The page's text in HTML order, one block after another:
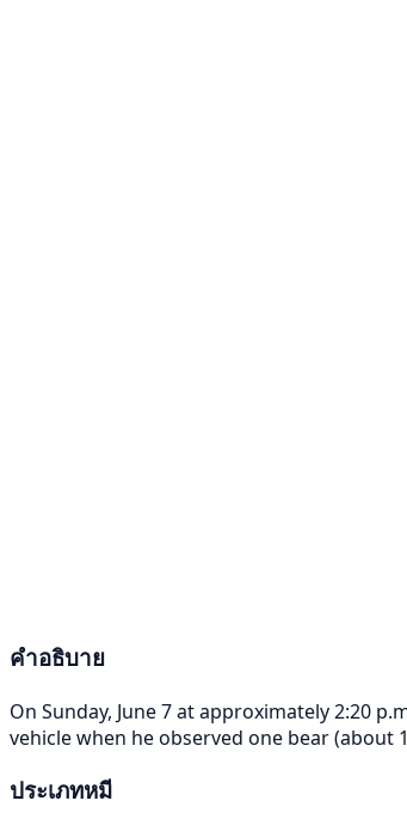
คำอธิบาย
On Sunday, June 7 at approximately 2:20
vehicle when he observed one bear
ประเภทหมี